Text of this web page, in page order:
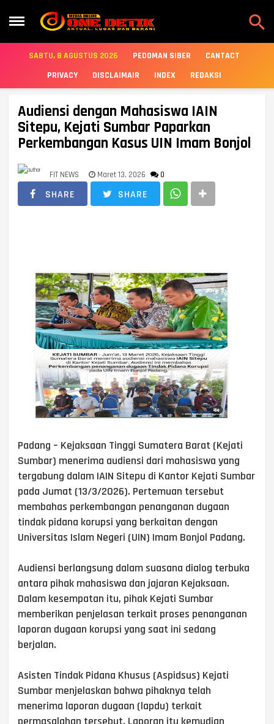

SABTU, 8 AGUSTUS 2026 PEDOMAN SIBER
CANTACT
PRIVACY
DISCLAIMAIR INDEX REDAKSI
Audiensi dengan Mahasiswa IAIN
Sitepu, Kejati Sumbar Paparkan
Perkembangan Kasus UIN Imam Bonjol
FIT NEWS Maret 13, 2026 0
SHARE SHARE
Padang – Kejaksaan Tinggi Sumatera Barat (Kejati
Sumbar) menerima audiensi dari mahasiswa yang
tergabung dalam IAIN Sitepu di Kantor Kejati Sumbar
pada Jumat (13/3/2026). Pertemuan tersebut
membahas perkembangan penanganan dugaan
tindak pidana korupsi yang berkaitan dengan
Universitas Islam Negeri (UIN) Imam Bonjol Padang.
Audiensi berlangsung dalam suasana dialog terbuka
antara pihak mahasiswa dan jajaran Kejaksaan.
Dalam kesempatan itu, pihak Kejati Sumbar
memberikan penjelasan terkait proses penanganan
laporan dugaan korupsi yang saat ini sedang
berjalan.
Asisten Tindak Pidana Khusus (Aspidsus) Kejati
Sumbar menjelaskan bahwa pihaknya telah
menerima laporan dugaan (lapdu) terkait